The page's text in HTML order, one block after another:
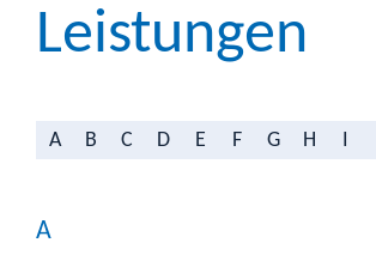
Leistungen
A B C D E F G H
A